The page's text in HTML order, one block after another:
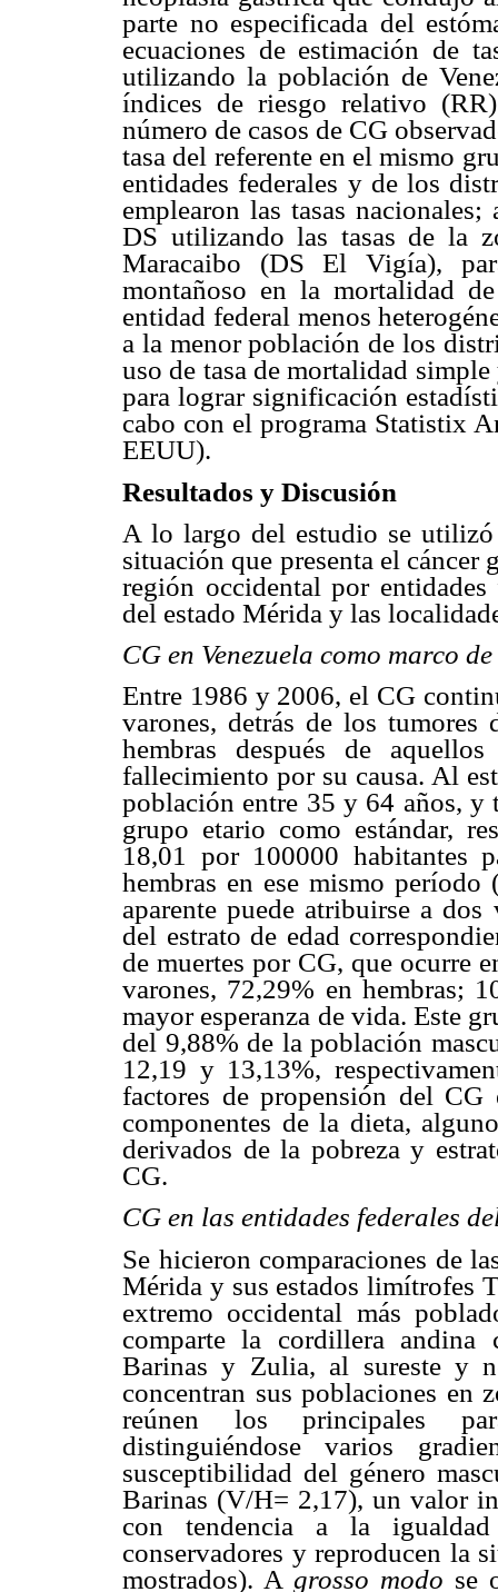
parte no especificada del
ecuaciones de estimación de
utilizando la población de
índices de riesgo relativo
número de casos de CG
tasa del referente en el mismo
entidades federales y de los
emplearon las tasas
DS utilizando las tasas de la
Maracaibo (DS El Vigía),
montañoso en la mortalidad
entidad federal menos
a la menor población de los
uso de tasa de mortalidad
para lograr significación
cabo con el programa Statistix
EEUU).
Resultados y Discusión
A lo largo del estudio se
situación que presenta el cáncer
región occidental por
del estado Mérida y las
CG en Venezuela como marco
Entre 1986 y 2006, el CG
varones, detrás de los tumores
hembras después de
fallecimiento por su causa. Al
población entre 35 y 64 años,
grupo etario como estándar,
18,01 por 100000 habitantes
hembras en ese mismo
aparente puede atribuirse a
del estrato de edad
de muertes por CG, que ocurre
varones, 72,29% en hembras;
mayor esperanza de vida. Este
del 9,88% de la población
12,19 y 13,13%,
factores de propensión del
componentes de la dieta,
derivados de la pobreza y
CG.
CG en las entidades federales
Se hicieron comparaciones de
Mérida y sus estados limítrofes
extremo occidental más
comparte la cordillera andina
Barinas y Zulia, al sureste y
concentran sus poblaciones en
reúnen los principales
distinguiéndose varios
susceptibilidad del género
Barinas (V/H= 2,17), un valor
con tendencia a la
conservadores y reproducen la
mostrados). A grosso modo se